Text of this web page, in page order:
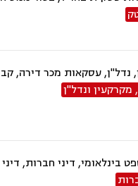
עסקאות מכר דירה,
מקרקעין ונדל"ן
דיני חברות,